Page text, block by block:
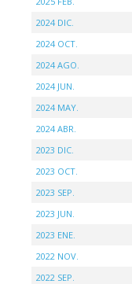
2024 DIC.
2024 OCT.
2024 AGO.
2024 JUN.
2024 MAY.
2024 ABR.
2023 DIC.
2023 OCT.
2023 SEP.
2023 JUN.
2023 ENE.
2022 NOV.
2022 SEP.